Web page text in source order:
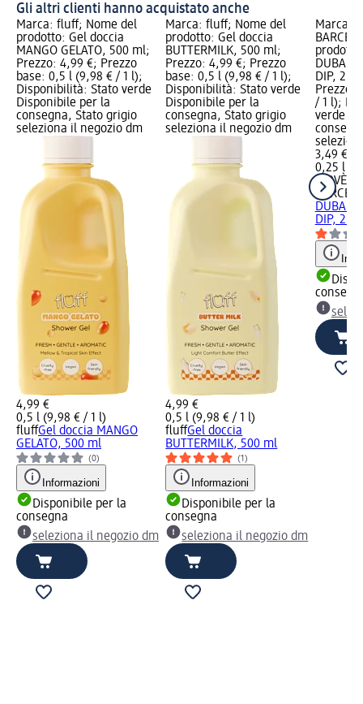
Gli altri clienti hanno acquistato anche
Marca: fluff; Nome del
prodotto: Gel doccia
MANGO GELATO, 500 ml;
Prezzo: 4,99 €; Prezzo
base: 0,5 l (9,98 € / 1 l);
Disponibilità: Stato verde
Disponibile per la
consegna, Stato grigio
seleziona il negozio dm
4,99 €
0,5 l (9,98 € / 1 l)
fluffGel doccia MANGO
GELATO, 500 ml
(0)
Informazioni
Disponibile per la
consegna
seleziona il negozio dm
Marca: fluff; Nome del
prodotto: Gel doccia
BUTTERMILK, 500 ml;
Prezzo: 4,99 €; Prezzo
base: 0,5 l (9,98 € / 1 l);
Disponibilità: Stato verde
Disponibile per la
consegna, Stato grigio
seleziona il negozio dm
4,99 €
0,5 l (9,98 € / 1 l)
fluffGel doccia
BUTTERMILK, 500 ml
(1)
Informazioni
Disponibile per la
consegna
seleziona il negozio dm
Marca:
DUBAI
DIP,
Prezzo
/ 1 l);
verde
3,49 €
0,25 l
BIOVÈNE
DUBAI
DIP, 250